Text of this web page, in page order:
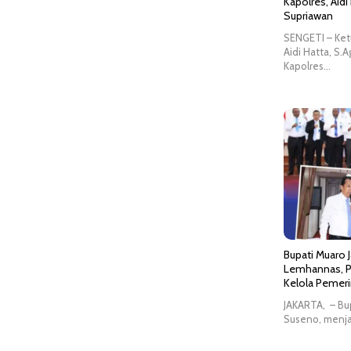
Supriawan
SENGETI –
Aidi Hatta,
Kapolres…
Bupati Muaro
Lemhannas,
Kelola
JAKARTA, –
Suseno,